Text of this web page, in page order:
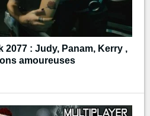
2077 : Judy, Panam, Kerry ,
amoureuses